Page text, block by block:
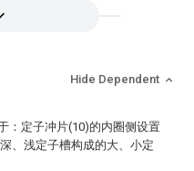
Hide Dependent
：定子冲片(10)的内圈侧设置
、浅定子槽构成的大、小定